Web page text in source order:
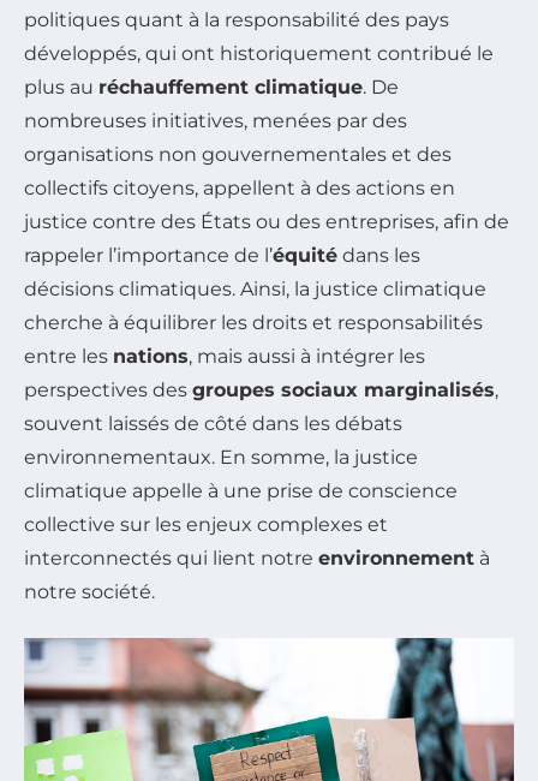
politiques quant à la responsabilité des pays
développés, qui ont historiquement contribué le
plus au réchauffement climatique. De
nombreuses initiatives, menées par des
organisations non gouvernementales et des
collectifs citoyens, appellent à des actions en
justice contre des États ou des entreprises, afin de
rappeler l’importance de l’équité dans les
décisions climatiques. Ainsi, la justice climatique
cherche à équilibrer les droits et responsabilités
entre les nations, mais aussi à intégrer les
perspectives des groupes sociaux marginalisés,
souvent laissés de côté dans les débats
environnementaux. En somme, la justice
climatique appelle à une prise de conscience
collective sur les enjeux complexes et
interconnectés qui lient notre environnement à
notre société.